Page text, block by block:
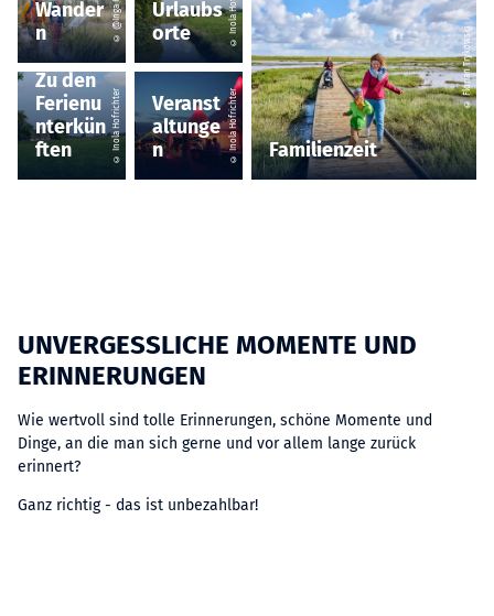
Familienzeit
© Florian Trykowski
Wander
n
Urlaubs
orte
Zu den
Ferienu
nterkün
ften
© Inola Hofrichter
Veranst
altunge
n
© Inola Hofrichter
UNVERGESSLICHE MOMENTE UND
ERINNERUNGEN
Wie wertvoll sind tolle Erinnerungen, schöne Momente und
Dinge, an die man sich gerne und vor allem lange zurück
erinnert?
Ganz richtig - das ist unbezahlbar!